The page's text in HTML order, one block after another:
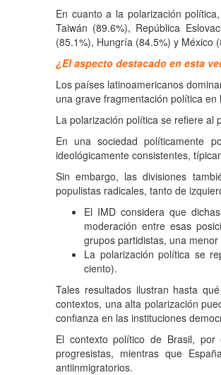
En cuanto a la polarización
Taiwán (89.6%), República
(85.1%), Hungría (84.5%) y México
¿El aspecto destacado en esta
Los países latinoamericanos
una grave fragmentación política en
La polarización política se refiere al
En una sociedad políticamente
ideológicamente consistentes,
Sin embargo, las divisiones
populistas radicales, tanto de
El IMD considera que
moderación entre esas
grupos partidistas, una
La polarización política se
ciento).
Tales resultados ilustran hasta
contextos, una alta polarización
confianza en las instituciones
El contexto político de Brasil, por
progresistas, mientras que
antiinmigratorios.